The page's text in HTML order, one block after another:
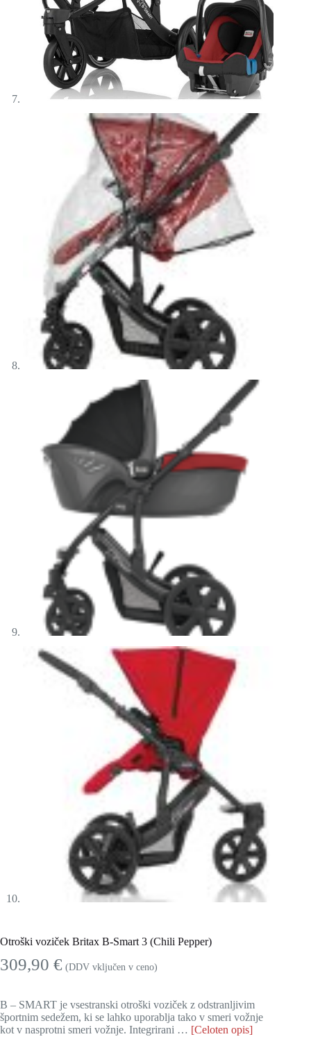
Otroški voziček Britax B-Smart 3 (Chili Pepper)
309,90 € (DDV vključen v ceno)
B – SMART je vsestranski otroški voziček z odstranljivim
športnim sedežem, ki se lahko uporablja tako v smeri vožnje
kot v nasprotni smeri vožnje. Integrirani … [Celoten opis]